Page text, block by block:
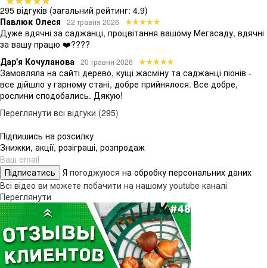
295 відгуків (загальний рейтинг: 4.9)
Павлюк Олеся
22 травня 2026
Дуже вдячні за саджанці, процвітання вашому Мегасаду, вдячні
за вашу працю ❤️????
Дар'я Кочуланова
20 травня 2026
Замовляла на сайті дерево, кущі жасміну та саджанці піонів -
все дійшло у гарному стані, добре прийнялося. Все добре,
рослини сподобались. Дякую!
Переглянути всі відгуки (295)
Підпишись на розсилку
Знижки, акції, розіграші, розпродаж
Підписатись Я погоджуюся на обробку персональних даних
Всі відео ви можете побачити на нашому youtube каналі
Переглянути